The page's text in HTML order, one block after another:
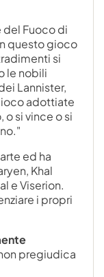
del Fuoco di
questo gioco
si
le nobili
Lannister,
adottiate
si vince o si
ed ha
Khal
e Viserion.
i propri
pregiudica